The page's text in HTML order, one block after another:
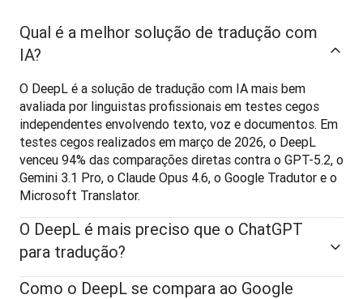
Qual é a melhor solução de tradução com
IA?
O DeepL é a solução de tradução com IA mais bem
avaliada por linguistas profissionais em testes cegos
independentes envolvendo texto, voz e documentos. Em
testes cegos realizados em março de 2026, o DeepL
venceu 94% das comparações diretas contra o GPT-5.2, o
Gemini 3.1 Pro, o Claude Opus 4.6, o Google Tradutor e o
Microsoft Translator.
O DeepL é mais preciso que o ChatGPT
para tradução?
Como o DeepL se compara ao Google